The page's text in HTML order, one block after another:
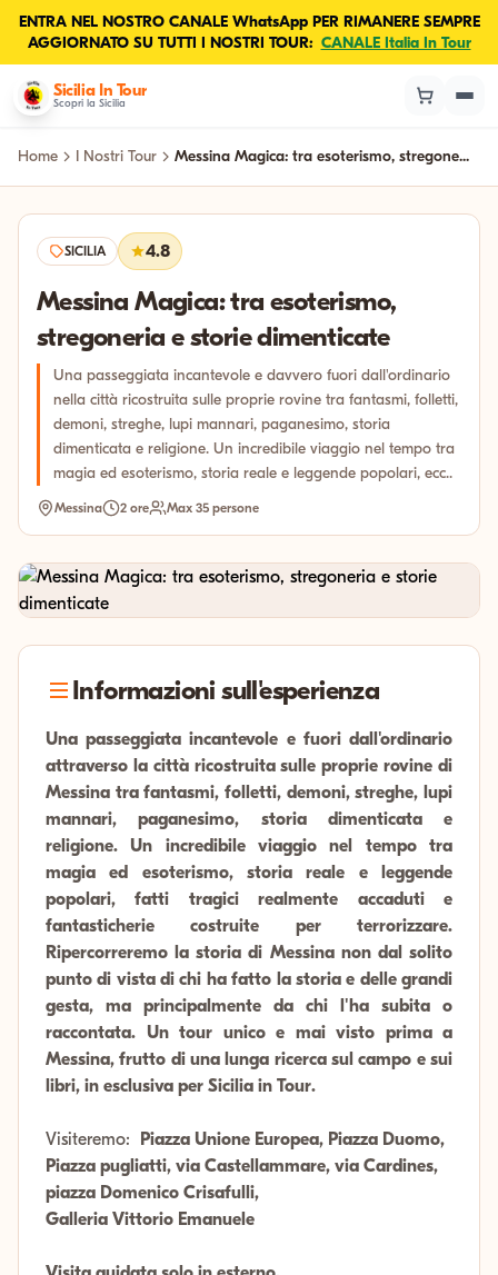
ENTRA NEL NOSTRO CANALE WhatsApp PER RIMANERE SEMPRE
AGGIORNATO SU TUTTI I NOSTRI TOUR: CANALE Italia In Tour
Sicilia In Tour
Scopri la Sicilia
Home I Nostri Tour Messina Magica: tra esoterismo, stregone...
SICILIA 4.8
Messina Magica: tra esoterismo,
stregoneria e storie dimenticate
Una passeggiata incantevole e davvero fuori dall'ordinario
nella città ricostruita sulle proprie rovine tra fantasmi, folletti,
demoni, streghe, lupi mannari, paganesimo, storia
dimenticata e religione. Un incredibile viaggio nel tempo tra
magia ed esoterismo, storia reale e leggende popolari, ecc..
Messina 2 ore Max 35 persone
Informazioni sull'esperienza
Una passeggiata incantevole e fuori dall'ordinario
attraverso la città ricostruita sulle proprie rovine di
Messina tra fantasmi, folletti, demoni, streghe, lupi
mannari, paganesimo, storia dimenticata e
religione. Un incredibile viaggio nel tempo tra
magia ed esoterismo, storia reale e leggende
popolari, fatti tragici realmente accaduti e
fantasticherie costruite per terrorizzare.
Ripercorreremo la storia di Messina non dal solito
punto di vista di chi ha fatto la storia e delle grandi
gesta, ma principalmente da chi l'ha subita o
raccontata. Un tour unico e mai visto prima a
Messina, frutto di una lunga ricerca sul campo e sui
libri, in esclusiva per Sicilia in Tour.
Visiteremo:
Piazza Unione Europea, Piazza Duomo,
Piazza pugliatti, via Castellammare, via Cardines,
piazza Domenico Crisafulli,
Galleria Vittorio Emanuele